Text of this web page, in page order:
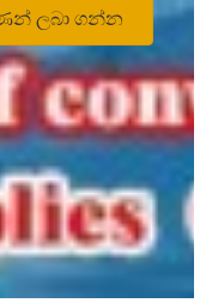
ලබා ගන්න